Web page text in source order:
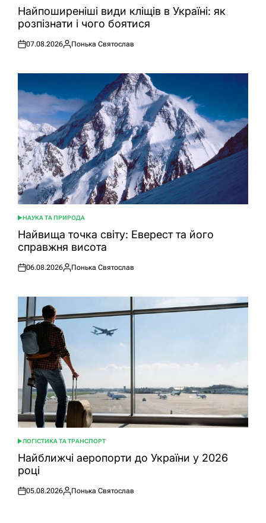
УНайпоширеніші види кліщів в Україні: як
розпізнати і чого боятися
Оприлюднено
07.08.2026
Опубліковано
Понька Святослав
ОПУБЛІКУВАТИ
У
НАУКА ТА ПРИРОДА
Найвища точка світу: Еверест та його
справжня висота
Оприлюднено
06.08.2026
Опубліковано
Понька Святослав
ОПУБЛІКУВАТИ
У
ЛОГІСТИКА ТА ТРАНСПОРТ
Найближчі аеропорти до України у 2026
році
Оприлюднено
05.08.2026
Опубліковано
Понька Святослав